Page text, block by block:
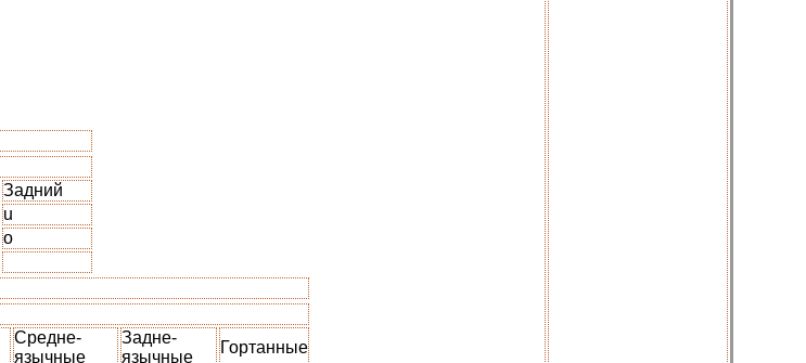
Задний
u
o
Средне-
язычные
Задне-
язычные
Гортанные